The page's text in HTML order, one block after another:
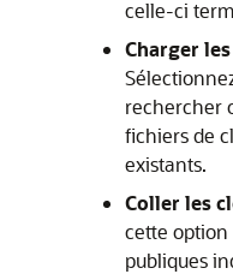
celle-ci
Charger
rechercher
fichiers de
existants.
Coller les
cette option
publiques